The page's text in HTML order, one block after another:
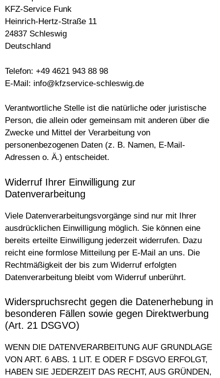
KFZ-Service Funk
Heinrich-Hertz-Straße 11
24837 Schleswig
Deutschland
Telefon: +49 4621 943 88 98
E-Mail: info@kfzservice-schleswig.de
Verantwortliche Stelle ist die natürliche oder juristische
Person, die allein oder gemeinsam mit anderen über die
Zwecke und Mittel der Verarbeitung von
personenbezogenen Daten (z. B. Namen, E-Mail-
Adressen o. Ä.) entscheidet.
Widerruf Ihrer Einwilligung zur
Datenverarbeitung
Viele Datenverarbeitungsvorgänge sind nur mit Ihrer
ausdrücklichen Einwilligung möglich. Sie können eine
bereits erteilte Einwilligung jederzeit widerrufen. Dazu
reicht eine formlose Mitteilung per E-Mail an uns. Die
Rechtmäßigkeit der bis zum Widerruf erfolgten
Datenverarbeitung bleibt vom Widerruf unberührt.
Widerspruchsrecht gegen die Datenerhebung in
besonderen Fällen sowie gegen Direktwerbung
(Art. 21 DSGVO)
WENN DIE DATENVERARBEITUNG AUF GRUNDLAGE
VON ART. 6 ABS. 1 LIT. E ODER F DSGVO ERFOLGT,
HABEN SIE JEDERZEIT DAS RECHT, AUS GRÜNDEN,